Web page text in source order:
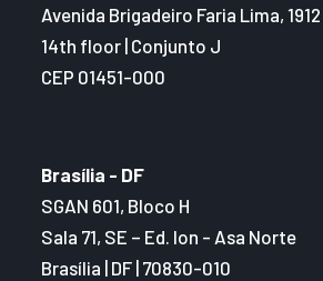
Avenida Brigadeiro Faria Lima, 1912
14th floor | Conjunto J
CEP 01451-000
Brasília - DF
SGAN 601, Bloco H
Sala 71, SE – Ed. Ion - Asa Norte
Brasília | DF | 70830-010